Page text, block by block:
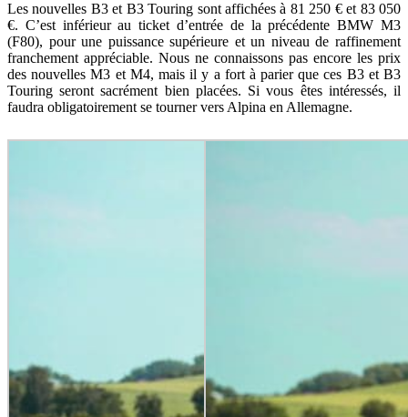
Les nouvelles B3 et B3 Touring sont affichées à 81 250 € et 83 050
€. C’est inférieur au ticket d’entrée de la précédente BMW M3
(F80), pour une puissance supérieure et un niveau de raffinement
franchement appréciable. Nous ne connaissons pas encore les prix
des nouvelles M3 et M4, mais il y a fort à parier que ces B3 et B3
Touring seront sacrément bien placées. Si vous êtes intéressés, il
faudra obligatoirement se tourner vers Alpina en Allemagne.